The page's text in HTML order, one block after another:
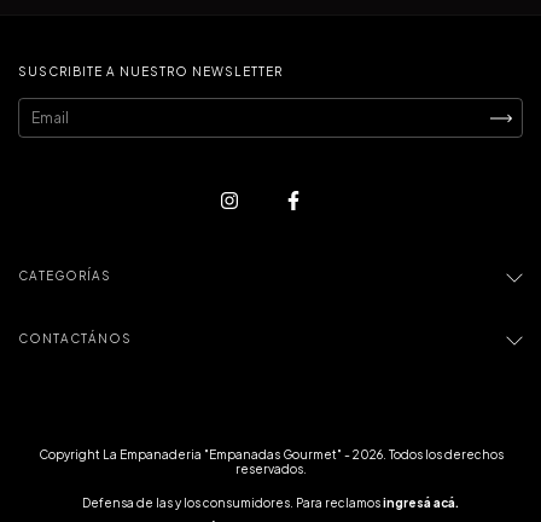
SUSCRIBITE A NUESTRO NEWSLETTER
CATEGORÍAS
CONTACTÁNOS
Copyright La Empanaderia "Empanadas Gourmet" - 2026. Todos los derechos
reservados.
Defensa de las y los consumidores. Para reclamosingresá acá.